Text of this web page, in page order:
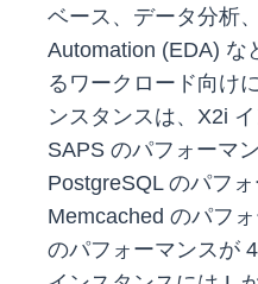
ベース、データ分析
Automation (EDA) な
るワークロード向け
ンスタンスは、X2i
SAPS のパフォーマ
PostgreSQL のパフ
Memcached のパフ
のパフォーマンスが